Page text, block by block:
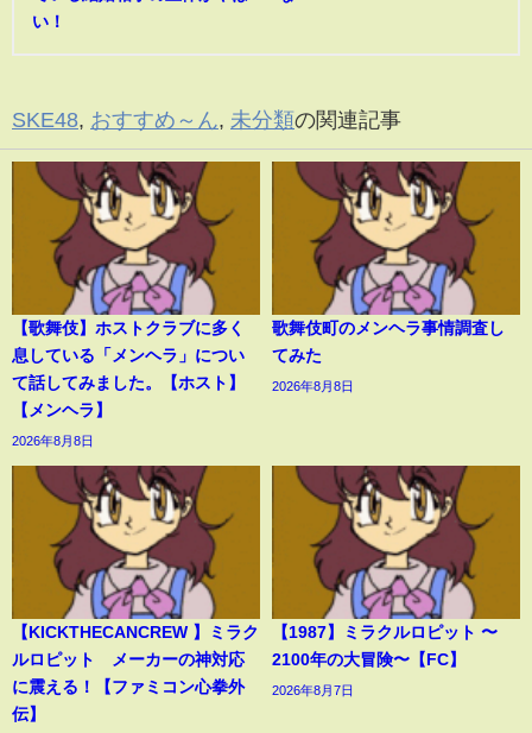
い！
SKE48, おすすめ～ん, 未分類の関連記事
【歌舞伎】ホストクラブに多く
息している「メンヘラ」につい
て話してみました。【ホスト】
【メンヘラ】
2026年8月8日
歌舞伎町のメンヘラ事情調査し
てみた
2026年8月8日
【KICKTHECANCREW 】ミラク
ルロピット メーカーの神対応
に震える！【ファミコン心拳外
伝】
【1987】ミラクルロピット 〜
2100年の大冒険〜【FC】
2026年8月7日